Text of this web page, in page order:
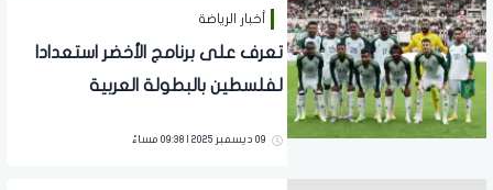
أخبار الرياضة
تعرف على برنامج الأخضر استعدادا
لفلسطين بالبطولة العربية
09 ديسمبر 2025 | 09:38 مساءً